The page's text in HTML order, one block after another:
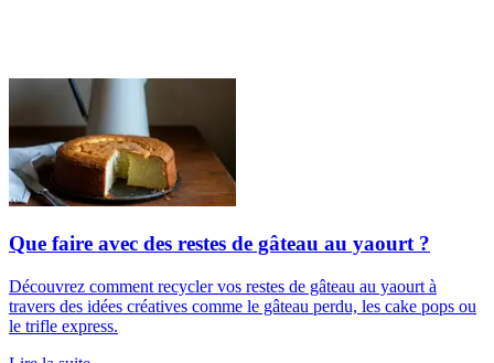
Que faire avec des restes de gâteau au yaourt ?
Découvrez comment recycler vos restes de gâteau au yaourt à
travers des idées créatives comme le gâteau perdu, les cake pops ou
le trifle express.